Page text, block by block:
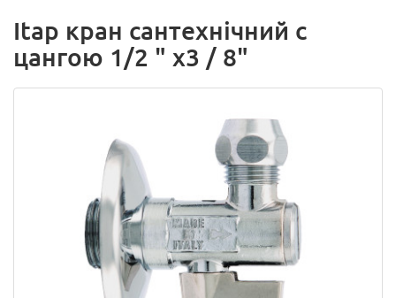
Itap кран сантехнічний c
цангою 1/2 " х3 / 8"